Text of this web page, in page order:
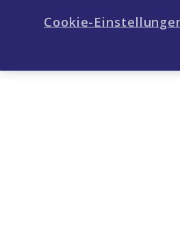
Cookie-